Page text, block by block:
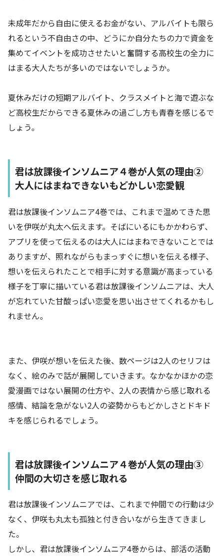
未成年だから自由に使えるお金がない、アルバイトも限ら
れるという不自由さの中、どうにか自分たちの力で資金を
集めてイベントを成功させたいと奮闘する高校生の全力に
はまる大人たちが多いのではないでしょうか。
夏休みだけの短期アルバイト、クラスメイトと海で遊ぶな
ど高校生だからできる夏休みの過ごし方も青春を感じるで
しょう。
君は放課後インソムニア４巻が人気の理由②
大人にはまねできないもどかしい恋愛観
君は放課後インソムニア4巻では、これまで温めてきた思
いを伊咲が丸太へ伝えます。そばにいるにもかかわらず、
アプリを使って伝えるのは大人にはまねできないことでは
ありますが、照れながらもまっすぐに想いを伝える様子、
想いを伝えられたことで相手に対する意識が高まっている
様子を丁寧に描いている君は放課後インソムニアは、大人
が忘れていた甘酸っぱい恋愛を思い出させてくれるかもし
れません。
また、伊咲が想いを伝えた後、数ページは2人のセリフは
なく、絵のみで話が展開していきます。なかなかほかの恋
愛漫画ではない展開の仕方や、2人の表情から感じ取れる
感情、結論を急がない2人の姿勢からもどかしさとドキド
キを感じられるでしょう。
君は放課後インソムニア４巻が人気の理由③
仲間の大切さを感じ取れる
君は放課後インソムニアでは、これまで仲間での行動は少
なく、伊咲も丸太も孤独と付き合いながら生きてきまし
た。
しかし、君は放課後インソムニア4巻からは、部活の活動